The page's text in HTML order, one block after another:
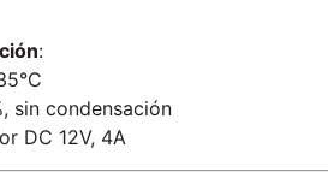
:
sin condensación
DC 12V, 4A